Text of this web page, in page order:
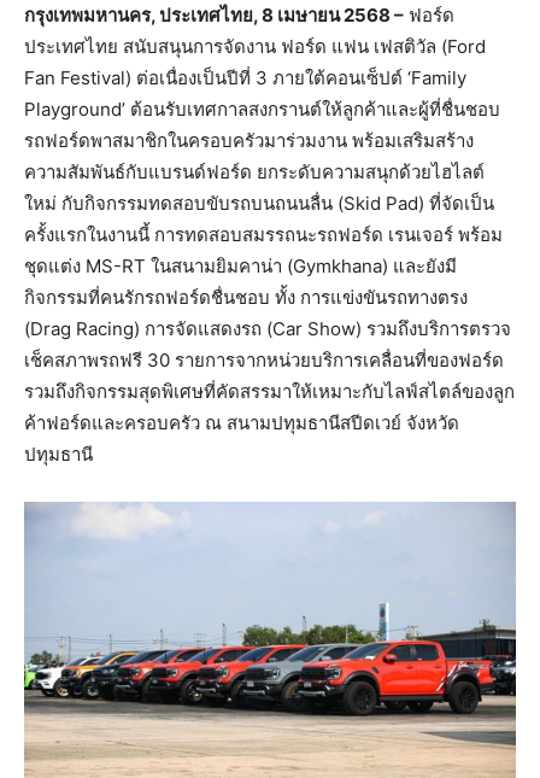
กรุงเทพมหานคร,ประเทศไทย, 8 เมษายน2568 – ฟอร์ด
ประเทศไทย สนับสนุนการจัดงาน ฟอร์ด แฟน เฟสติวัล (Ford
Fan Festival) ต่อเนื่องเป็นปีที่ 3 ภายใต้คอนเซ็ปต์ ‘Family
Playground’ ต้อนรับเทศกาลสงกรานต์ให้ลูกค้าและผู้ที่ชื่นชอบ
รถฟอร์ดพาสมาชิกในครอบครัวมาร่วมงาน พร้อมเสริมสร้าง
ความสัมพันธ์กับแบรนด์ฟอร์ด ยกระดับความสนุกด้วยไฮไลต์
ใหม่ กับกิจกรรมทดสอบขับรถบนถนนลื่น (Skid Pad) ที่จัดเป็น
ครั้งแรกในงานนี้ การทดสอบสมรรถนะรถฟอร์ด เรนเจอร์ พร้อม
ชุดแต่ง MS-RT ในสนามยิมคาน่า (Gymkhana) และยังมี
กิจกรรมที่คนรักรถฟอร์ดชื่นชอบ ทั้ง การแข่งขันรถทางตรง
(Drag Racing) การจัดแสดงรถ (Car Show) รวมถึงบริการตรวจ
เช็คสภาพรถฟรี 30 รายการจากหน่วยบริการเคลื่อนที่ของฟอร์ด
รวมถึงกิจกรรมสุดพิเศษที่คัดสรรมาให้เหมาะกับไลฟ์สไตล์ของลูก
ค้าฟอร์ดและครอบครัว ณ สนามปทุมธานีสปีดเวย์ จังหวัด
ปทุมธานี